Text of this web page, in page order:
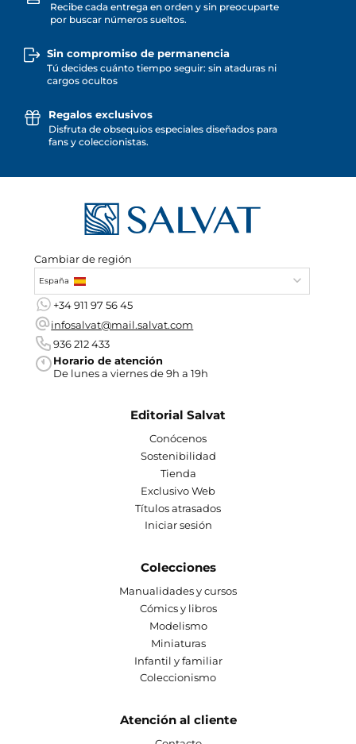
Recibe cada entrega en orden y sin preocuparte
por buscar números sueltos.
Sin compromiso de permanencia
Tú decides cuánto tiempo seguir: sin ataduras ni
cargos ocultos
Regalos exclusivos
Disfruta de obsequios especiales diseñados para
fans y coleccionistas.
Cambiar de región
España
+34 911 97 56 45
infosalvat@mail.salvat.com
936 212 433
Horario de atención
De lunes a viernes de 9h a 19h
Editorial Salvat
Conócenos
Sostenibilidad
Tienda
Exclusivo Web
Títulos atrasados
Iniciar sesión
Colecciones
Manualidades y cursos
Cómics y libros
Modelismo
Miniaturas
Infantil y familiar
Coleccionismo
Atención al cliente